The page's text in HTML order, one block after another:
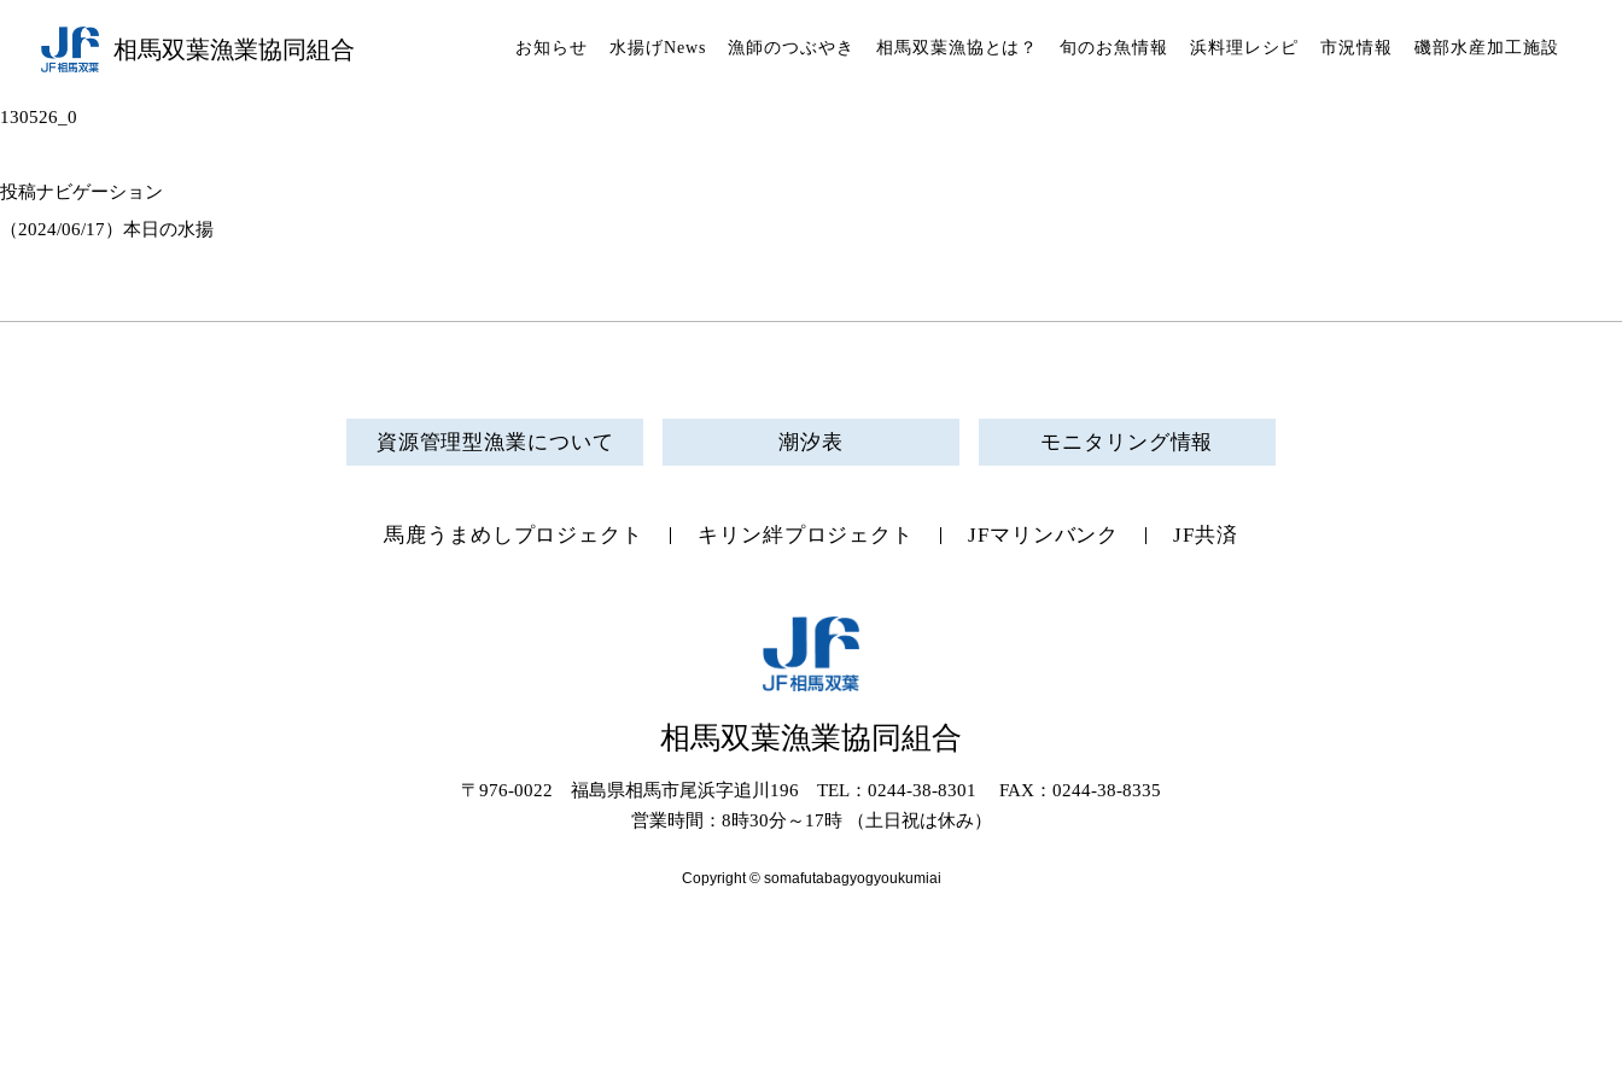
相馬双葉漁業協同組合 お知らせ 水揚げNews 漁師のつぶやき 相馬双葉漁協とは？ 旬のお魚情報 浜料理レシピ 市況情報 磯部水産加工施設
130526_0
投稿ナビゲーション
（2024/06/17）本日の水揚
資源管理型漁業について 潮汐表 モニタリング情報
馬鹿うまめしプロジェクト キリン絆プロジェクト JFマリンバンク JF共済
相馬双葉漁業協同組合
〒976-0022 福島県相馬市尾浜字追川196 TEL：0244-38-8301 FAX：0244-38-8335
営業時間：8時30分～17時 （土日祝は休み）
Copyright © somafutabagyogyoukumiai